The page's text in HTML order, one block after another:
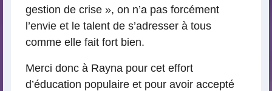
gestion de crise », on n’a pas forcément
l’envie et le talent de s’adresser à tous
comme elle fait fort bien.
Merci donc à Rayna pour cet effort
d’éducation populaire et pour avoir accepté